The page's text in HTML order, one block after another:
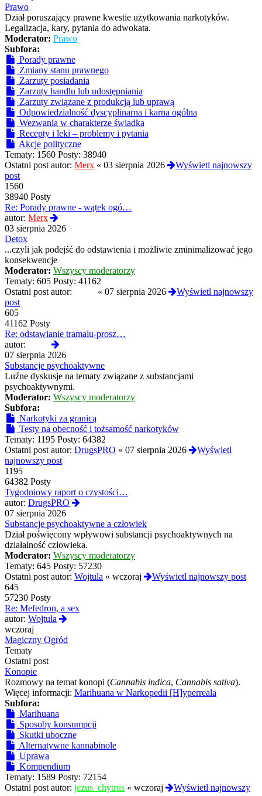
Prawo
Dział poruszający prawne kwestie użytkowania narkotyków.
Legalizacja, kary, pytania do adwokata.
Moderator: Prawo
Subfora:
Porady prawne
Zmiany stanu prawnego
Zarzuty posiadania
Zarzuty handlu lub udostępniania
Zarzuty związane z produkcją lub uprawą
Odpowiedzialność dyscyplinarna i karna ogólna
Wezwania w charakterze świadka
Recepty i leki – problemy i pytania
Akcje polityczne
Tematy: 1560 Posty: 38940
Ostatni post autor: Merx « 03 sierpnia 2026
Wyświetl najnowszy
post
1560
38940 Posty
Re: Porady prawne - wątek ogó…
autor: Merx
najnowszy
03 sierpnia 2026
Detox
...czyli jak podejść do odstawienia i możliwie zminimalizować jego
konsekwencje
Moderator: Wszyscy moderatorzy
Tematy: 605 Posty: 41162
Ostatni post autor:
« 07 sierpnia 2026
Wyświetl najnowszy
post
605
41162 Posty
Re: odstawianie tramalu-prosz…
autor:
najnowszy
post
07 sierpnia 2026
Substancje psychoaktywne
Luźne dyskusje na tematy związane z substancjami
psychoaktywnymi.
Moderator: Wszyscy moderatorzy
Subfora:
Narkotyki za granicą
Testy na obecność i tożsamość narkotyków
Tematy: 1195 Posty: 64382
Ostatni post autor: DrugsPRO « 07 sierpnia 2026
Wyświetl
najnowszy post
1195
64382 Posty
Tygodniowy raport o czystości…
autor: DrugsPRO
post
07 sierpnia 2026
Substancje psychoaktywne a człowiek
Dział poświęcony wpływowi substancji psychoaktywnych na
działalność człowieka.
Moderator: Wszyscy moderatorzy
Tematy: 645 Posty: 57230
Ostatni post autor: Wojtula « wczoraj
Wyświetl najnowszy post
645
57230 Posty
Re: Mefedron, a sex
autor: Wojtula
post
wczoraj
Magiczny Ogród
Tematy
Ostatni post
Konopie
Rozmowy na temat konopi (Cannabis indica, Cannabis sativa).
Więcej informacji: Marihuana w Narkopedii [H]yperreala
Subfora:
Marihuana
Sposoby konsumpcji
Skutki uboczne
Alternatywne kannabinole
Uprawa
Kompendium
Tematy: 1589 Posty: 72154
Ostatni post autor: jezus_chytrus « wczoraj
Wyświetl najnowszy